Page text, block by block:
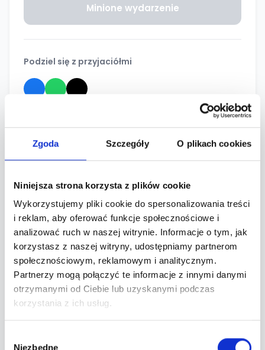
Zgoda Szczegóły O plikach cookies
Niniejsza strona korzysta z plików cookie
Wykorzystujemy pliki cookie do spersonalizowania treści
i reklam, aby oferować funkcje społecznościowe i
analizować ruch w naszej witrynie. Informacje o tym, jak
korzystasz z naszej witryny, udostępniamy partnerom
społecznościowym, reklamowym i analitycznym.
Partnerzy mogą połączyć te informacje z innymi danymi
otrzymanymi od Ciebie lub uzyskanymi podczas
korzystania z ich usług.
Niezbędne
Minione wydarzenie
Podziel się z przyjaciółmi
zaczynają być jakby ciut głośniejsze, mniej
składne, coraz weselsze, a przede wszystkim
dotyczyć zaczynają coraz częściej spraw
fundamentalnych.
Muzyka trafiająca do uszu i krążący w
krwioobiegu drink powoli zaczynają działać -
ciało stopniowa poczyna porusza się w rytm
rytmu. Najpierw powoli, trochę skrępowane, że
gwiazdami, potem coraz wyraźniej kiedy powoli